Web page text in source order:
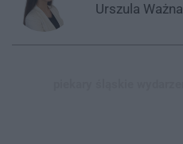
Urszula Ważna